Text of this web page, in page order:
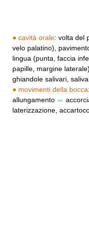
● cavità orale: volta del
velo palatino),
lingua (punta, faccia
papille, margine
ghiandole salivari,
● movimenti della bocca
allungamento ⇔
laterizzazione,